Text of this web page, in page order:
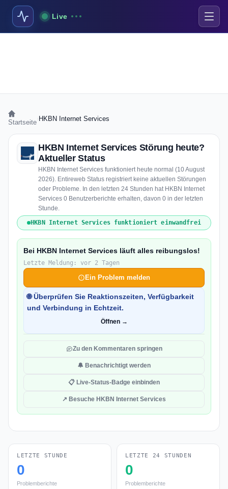
Live
Startseite HKBN Internet Services
HKBN Internet Services Störung heute?
Aktueller Status
HKBN Internet Services funktioniert heute normal (10 August
2026). Entireweb Status registriert keine aktuellen Störungen
oder Probleme. In den letzten 24 Stunden hat HKBN Internet
Services 0 Benutzerberichte erhalten, davon 0 in der letzten
Stunde.
HKBN Internet Services funktioniert einwandfrei
Bei HKBN Internet Services läuft alles reibungslos!
Letzte Meldung: vor 2 Tagen
Ein Problem melden
🌐 Überprüfen Sie Reaktionszeiten, Verfügbarkeit
und Verbindung in Echtzeit.
Öffnen →
Zu den Kommentaren springen
🔔 Benachrichtigt werden
📋 Live-Status-Badge einbinden
↗ Besuche HKBN Internet Services
LETZTE STUNDE
0
Problemberichte
LETZTE 24 STUNDEN
0
Problemberichte